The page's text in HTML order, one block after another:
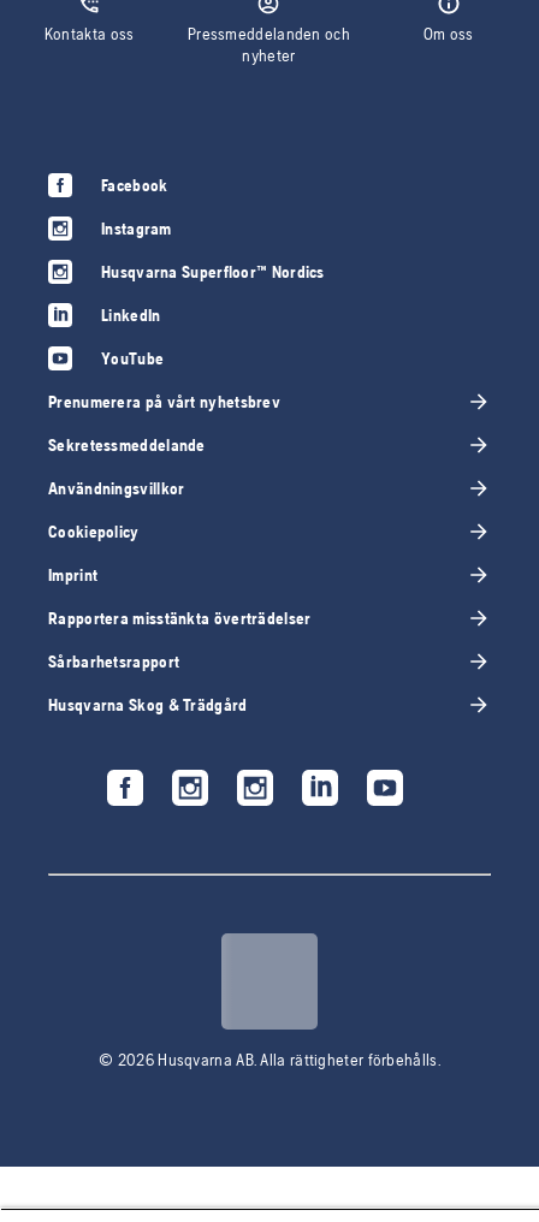
Kontakta oss
Pressmeddelanden och
nyheter
Om oss
Facebook
Instagram
Husqvarna Superfloor™ Nordics
LinkedIn
YouTube
Prenumerera på vårt nyhetsbrev
Sekretessmeddelande
Användningsvillkor
Cookiepolicy
Imprint
Rapportera misstänkta överträdelser
Sårbarhetsrapport
Husqvarna Skog & Trädgård
© 2026 Husqvarna AB. Alla rättigheter förbehålls.